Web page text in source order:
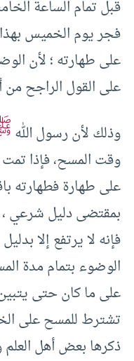
قبل تمام الساعة
فجر يوم الخميس
على طهارته ؛ لأن
على القول الراجح من
وذلك لأن رسول الله
وقت المسح، فإذا تمت
على طهارة فطهارته
بمقتضى دليل شرعي
فإنه لا يرتفع إلا
الوضوء بتمام مدة
على ما كان حتى
تشترط للمسح على
ذكرها بعض أهل